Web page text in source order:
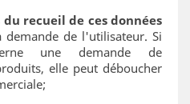
recueil de ces données
de l'utilisateur. Si
une demande de
elle peut déboucher